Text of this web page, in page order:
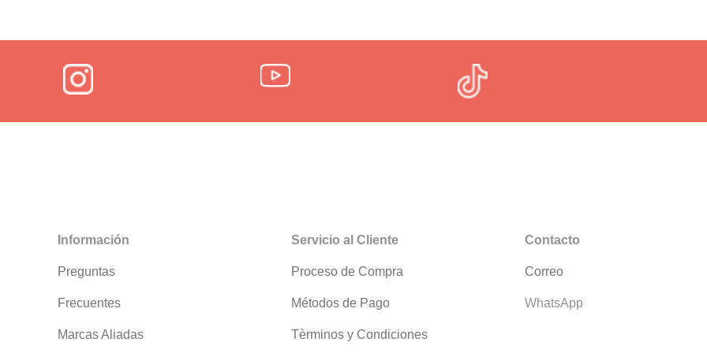
Información
Preguntas
Frecuentes
Marcas Aliadas
Servicio al Cliente
Proceso de Compra
Métodos de Pago
Tèrminos y Condiciones
Contacto
Correo
WhatsApp